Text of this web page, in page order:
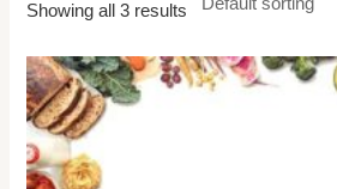
Showing all 3 results